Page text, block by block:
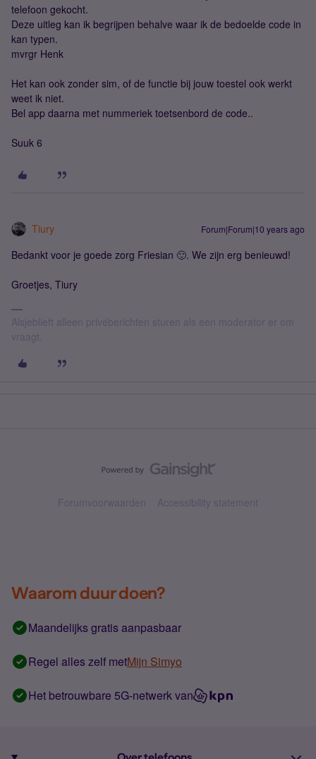
telefoon gekocht.
Deze uitleg kan ik begrijpen behalve waar ik de bedoelde code in
kan typen.
mvrgr Henk
Het kan ook zonder sim, of de functie bij jouw toestel ook werkt
weet ik niet.
Bel app daarna met nummeriek toetsenbord de code..
Suuk 6
Tiury Forum|Forum|10 years ago
Bedankt voor je goede zorg Friesian 🙂. We zijn erg benieuwd!
Groetjes, Tiury
Alsjeblieft alleen privéberichten sturen als een moderator er om
vraagt.
Forumvoorwaarden Accessibility statement
Waarom duur doen?
Maandelijks gratis aanpasbaar
Regel alles zelf metMijn Simyo
Het betrouwbare 5G-netwerk van